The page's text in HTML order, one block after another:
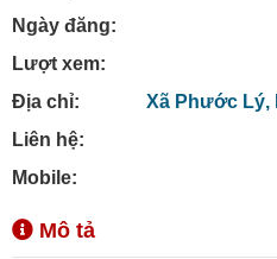
Ngày đăng:
Lượt xem:
Địa chỉ:
Xã Phước Lý,
Liên hệ:
Mobile:
Mô tả